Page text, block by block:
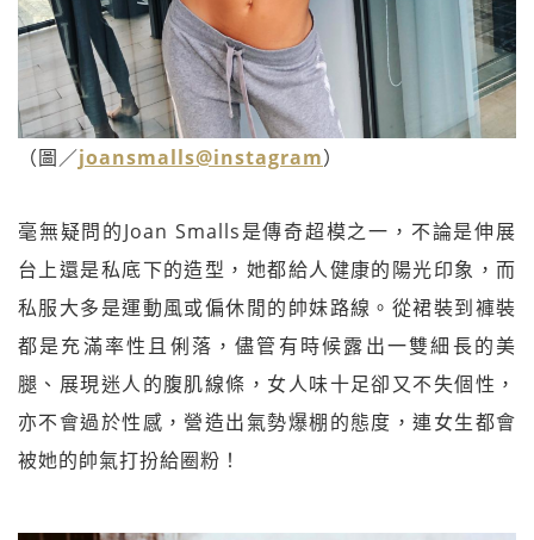
（圖／joansmalls@instagram）
毫無疑問的Joan Smalls是傳奇超模之一，不論是伸展
台上還是私底下的造型，她都給人健康的陽光印象，而
私服大多是運動風或偏休閒的帥妹路線。從裙裝到褲裝
都是充滿率性且俐落，儘管有時候露出一雙細長的美
腿、展現迷人的腹肌線條，女人味十足卻又不失個性，
亦不會過於性感，營造出氣勢爆棚的態度，連女生都會
被她的帥氣打扮給圈粉！